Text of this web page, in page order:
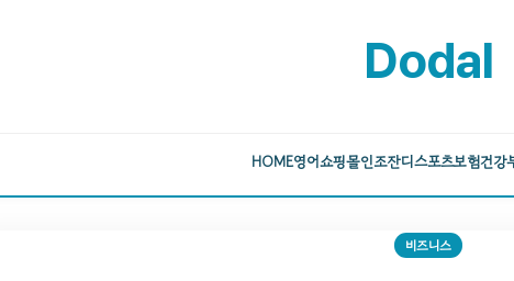
Dodal
HOME영어쇼핑몰인조잔디스포츠보험건강
비즈니스